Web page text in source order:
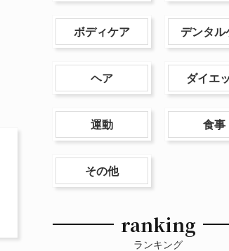
ボディケア デンタル
ヘア ダイエ
運動 食事
その他
ranking
ランキング